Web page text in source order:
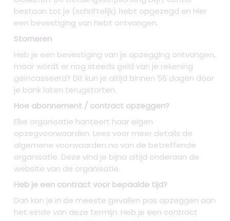
bestaan tot je (schriftelijk) hebt opgezegd en hier
een bevestiging van hebt ontvangen.
Storneren
Heb je een bevestiging van je opzegging ontvangen,
maar wordt er nog steeds geld van je rekening
geïncasseerd? Dit kun je altijd binnen 56 dagen door
je bank laten terugstorten.
Hoe abonnement / contract opzeggen?
Elke organisatie hanteert haar eigen
opzegvoorwaarden. Lees voor meer details de
algemene voorwaarden na van de betreffende
organisatie. Deze vind je bijna altijd onderaan de
website van de organisatie.
Heb je een contract voor bepaalde tijd?
Dan kan je in de meeste gevallen pas opzeggen aan
het einde van deze termijn. Heb je een contract